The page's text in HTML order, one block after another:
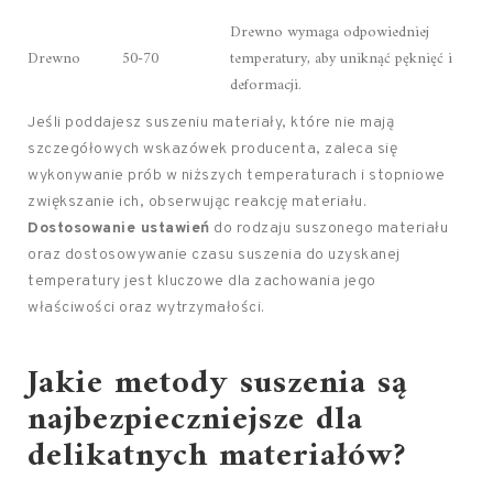
Drewno 50-70
Drewno wymaga odpowiedniej
temperatury, aby uniknąć pęknięć i
deformacji.
Jeśli poddajesz suszeniu materiały, które nie mają
szczegółowych wskazówek producenta, zaleca się
wykonywanie prób w niższych temperaturach i stopniowe
zwiększanie ich, obserwując reakcję materiału.
Dostosowanie ustawień do rodzaju suszonego materiału
oraz dostosowywanie czasu suszenia do uzyskanej
temperatury jest kluczowe dla zachowania jego
właściwości oraz wytrzymałości.
Jakie metody suszenia są
najbezpieczniejsze dla
delikatnych materiałów?